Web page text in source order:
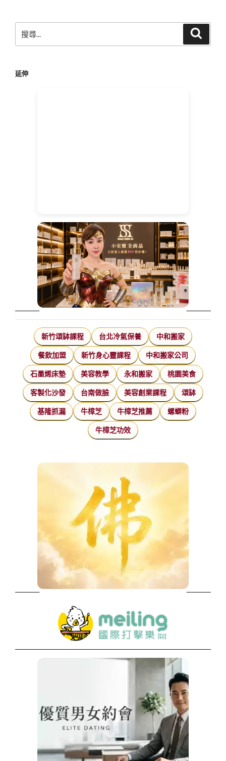
尋
字:
延伸
新竹頌缽課程 台北冷氣保養 中和搬家
餐飲加盟 新竹身心靈課程 中和搬家公司
石墨烯床墊 美容教學 永和搬家 桃園美食
客製化沙發 台南做臉 美容創業課程 頌缽
基隆抓漏 牛樟芝 牛樟芝推薦 螺螄粉
牛樟芝功效